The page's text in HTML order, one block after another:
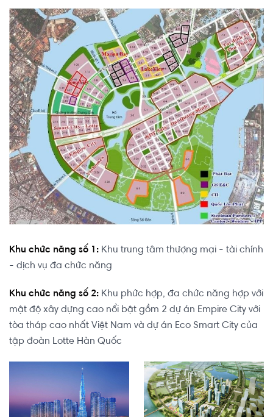
Khu chức năng số 1: Khu trung tâm thượng mại - tài chính
- dịch vụ đa chức năng
Khu chức năng số 2: Khu phức hợp, đa chức năng hợp với
mật độ xây dựng cao nổi bật gồm 2 dự án Empire City với
tòa tháp cao nhất Việt Nam và dự án Eco Smart City của
tập đoàn Lotte Hàn Quốc